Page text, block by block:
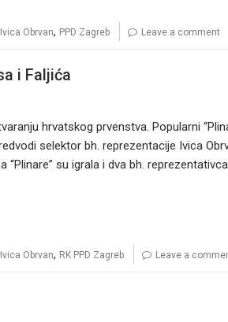
Ivica Obrvan, PPD Zagreb Leave a comment
i Faljića
hrvatskog prvenstva. Popularni
selektor bh. reprezentacije Ivica
su igrala i dva bh.
Ivica Obrvan, RK PPD Zagreb Leave a